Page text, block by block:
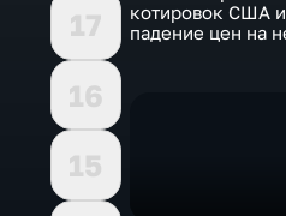
17
16
15
котировок США и
падение цен на